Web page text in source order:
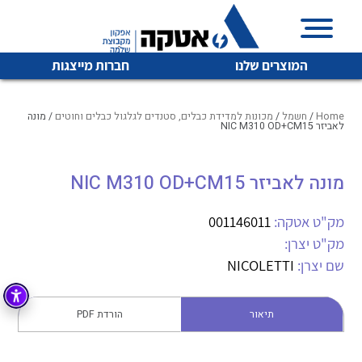
המוצרים שלנו חברות מייצגות
איכות | שרות | זמינות
והפצה של מוצרי
מיתוג, בקרה , ואינסטלציה חשמלית ופעילה ב7 תחומים:
חשמל מיתוג ואינסטלציה חשמלית
בקרה
זיווד
לכל מוצרי היצרן לכל מוצרי היצרן
לכל מוצרי היצרן לכל מוצרי היצרן
Home
/ חשמל / מכונות למדידת כבלים, סטנדים לגלגול כבלים וחוטים / מונה
לאביזר NIC M310 OD+CM15
מונה לאביזר NIC M310 OD+CM15
מק"ט אטקה: 001146011
מק"ט יצרן:
שם יצרן: NICOLETTI
תיאור הורדת PDF